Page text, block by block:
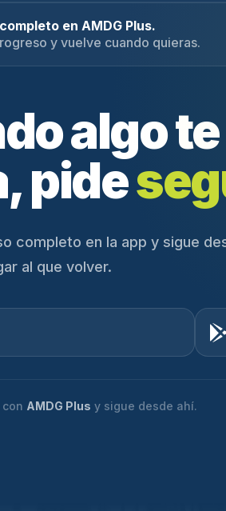
en AMDG Plus.
y vuelve cuando quieras.
algo te
pide
completo en la app y sigue
al que volver.
AMDG Plus y sigue desde ahí.